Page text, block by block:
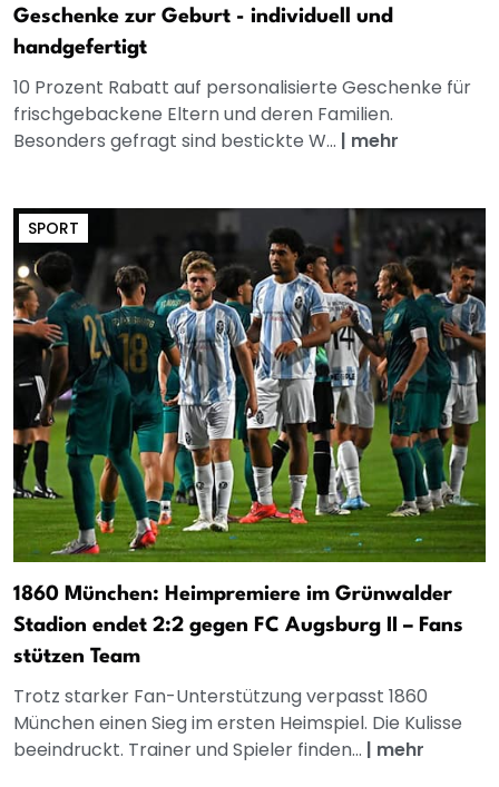
Geschenke zur Geburt - individuell und
handgefertigt
10 Prozent Rabatt auf personalisierte Geschenke für
frischgebackene Eltern und deren Familien.
Besonders gefragt sind bestickte W... | mehr
SPORT
1860 München: Heimpremiere im Grünwalder
Stadion endet 2:2 gegen FC Augsburg II – Fans
stützen Team
Trotz starker Fan-Unterstützung verpasst 1860
München einen Sieg im ersten Heimspiel. Die Kulisse
beeindruckt. Trainer und Spieler finden... | mehr